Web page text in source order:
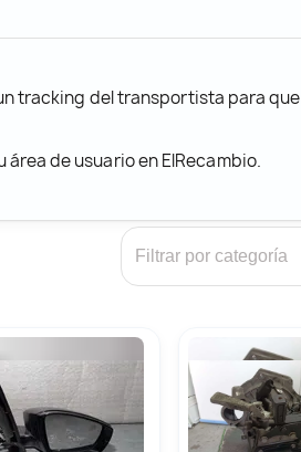
tracking del transportista para que
de usuario en ElRecambio.